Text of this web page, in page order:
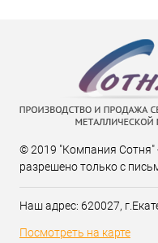
© 2019 "Компания
разрешено только с
Наш адрес: 620027,
Посмотреть на карте